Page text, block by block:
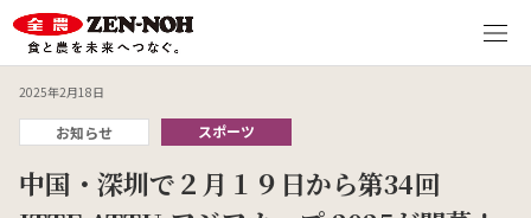
2025年2月18日
お知らせ スポーツ
中国・深圳で２月１９日から第34回